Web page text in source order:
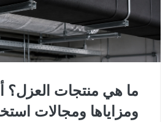
ما هي منتجات العزل؟
ومزاياها ومجالات